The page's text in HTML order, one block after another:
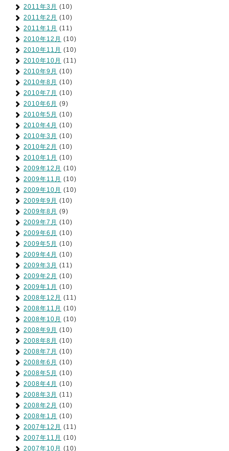
2011年3月 (10)
2011年2月 (10)
2011年1月 (11)
2010年12月 (10)
2010年11月 (10)
2010年10月 (11)
2010年9月 (10)
2010年8月 (10)
2010年7月 (10)
2010年6月 (9)
2010年5月 (10)
2010年4月 (10)
2010年3月 (10)
2010年2月 (10)
2010年1月 (10)
2009年12月 (10)
2009年11月 (10)
2009年10月 (10)
2009年9月 (10)
2009年8月 (9)
2009年7月 (10)
2009年6月 (10)
2009年5月 (10)
2009年4月 (10)
2009年3月 (11)
2009年2月 (10)
2009年1月 (10)
2008年12月 (11)
2008年11月 (10)
2008年10月 (10)
2008年9月 (10)
2008年8月 (10)
2008年7月 (10)
2008年6月 (10)
2008年5月 (10)
2008年4月 (10)
2008年3月 (11)
2008年2月 (10)
2008年1月 (10)
2007年12月 (11)
2007年11月 (10)
2007年10月 (10)